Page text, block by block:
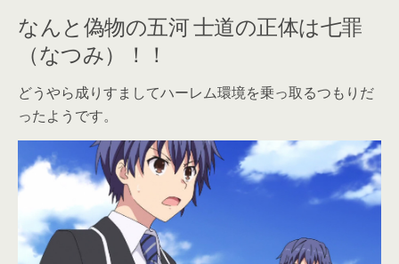
なんと偽物の五河 士道の正体は七罪
（なつみ）！！
どうやら成りすましてハーレム環境を乗っ取るつもりだ
ったようです。